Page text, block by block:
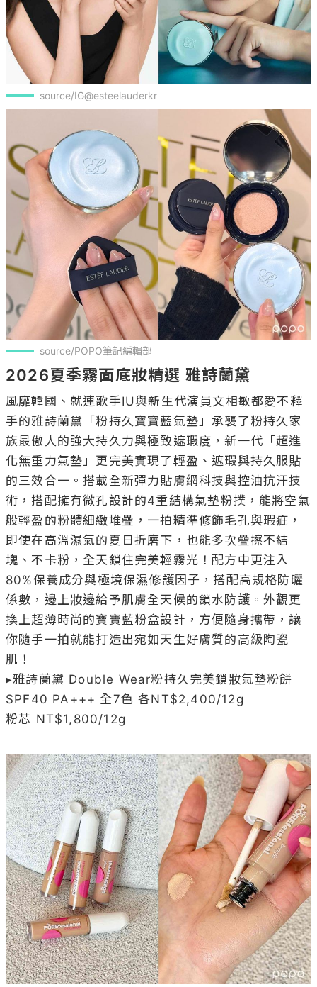
source/IG@esteelauderkr
source/POPO筆記編輯部
2026夏季霧面底妝精選 雅詩蘭黛
風靡韓國、就連歌手IU與新生代演員文相敏都愛不釋
手的雅詩蘭黛「粉持久寶寶藍氣墊」承襲了粉持久家
族最傲人的強大持久力與極致遮瑕度，新一代「超進
化無重力氣墊」更完美實現了輕盈、遮瑕與持久服貼
的三效合一。搭載全新彈力貼膚網科技與控油抗汗技
術，搭配擁有微孔設計的4重結構氣墊粉撲，能將空氣
般輕盈的粉體細緻堆疊，一拍精準修飾毛孔與瑕疵，
即使在高溫濕氣的夏日折磨下，也能多次疊擦不結
塊、不卡粉，全天鎖住完美輕霧光！配方中更注入
80%保養成分與極境保濕修護因子，搭配高規格防曬
係數，邊上妝邊給予肌膚全天候的鎖水防護。外觀更
換上超薄時尚的寶寶藍粉盒設計，方便隨身攜帶，讓
你隨手一拍就能打造出宛如天生好膚質的高級陶瓷
肌！
▸雅詩蘭黛 Double Wear粉持久完美鎖妝氣墊粉餅
SPF40 PA+++ 全7色 各NT$2,400/12g
粉芯 NT$1,800/12g